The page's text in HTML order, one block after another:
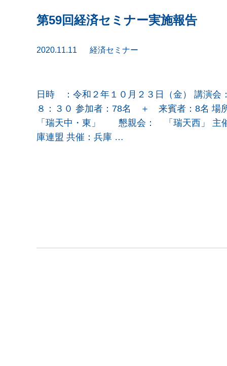
第59回経済セミナー実施報告
2020.11.11 経済セミナー
日時 ：令和２年１０月２３日（金） 講演
８：３０ 参加者：78名 ＋ 来賓者：8名
「瑞天中・東」 懇親会： 「瑞天西」 主
庫連盟 共催：兵庫 …